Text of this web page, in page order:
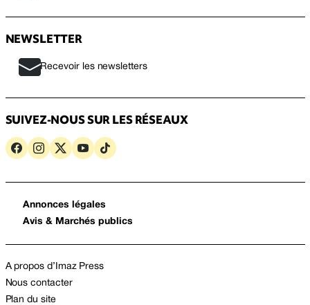
NEWSLETTER
Recevoir les newsletters
SUIVEZ-NOUS SUR LES RÉSEAUX
Annonces légales
Avis & Marchés publics
A propos d’Imaz Press
Nous contacter
Plan du site